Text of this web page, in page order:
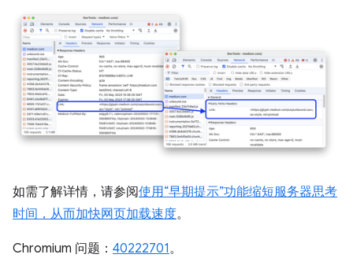
如需了解详情，请参阅使用“早期提示”功能缩短服务器思考
时间，从而加快网页加载速度。
Chromium 问题： 40222701。